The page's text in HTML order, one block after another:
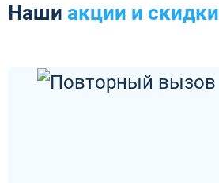
Наши акции и скидки